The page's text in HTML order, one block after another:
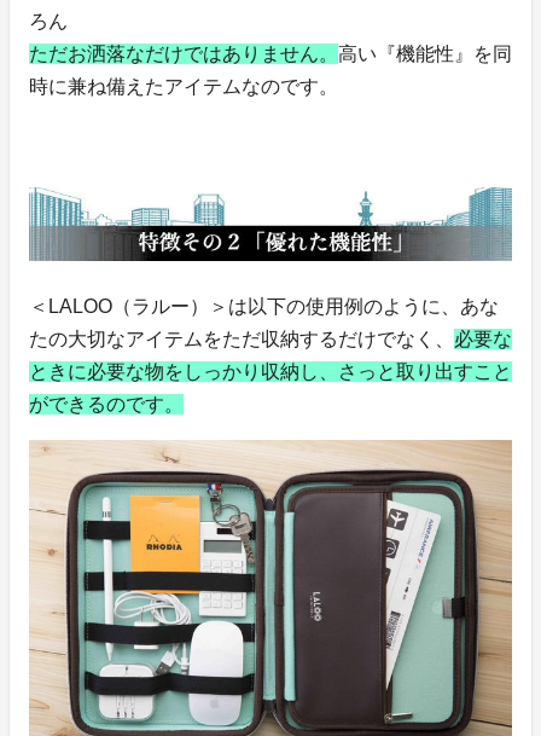
ろん
ただお洒落なだけではありません。 高い『機能性』を同
時に兼ね備えたアイテムなのです。
＜LALOO（ラルー）＞は以下の使用例のように、あな
たの大切なアイテムをただ収納するだけでなく、 必要な
ときに必要な物をしっかり収納し、さっと取り出すこと
ができるのです。